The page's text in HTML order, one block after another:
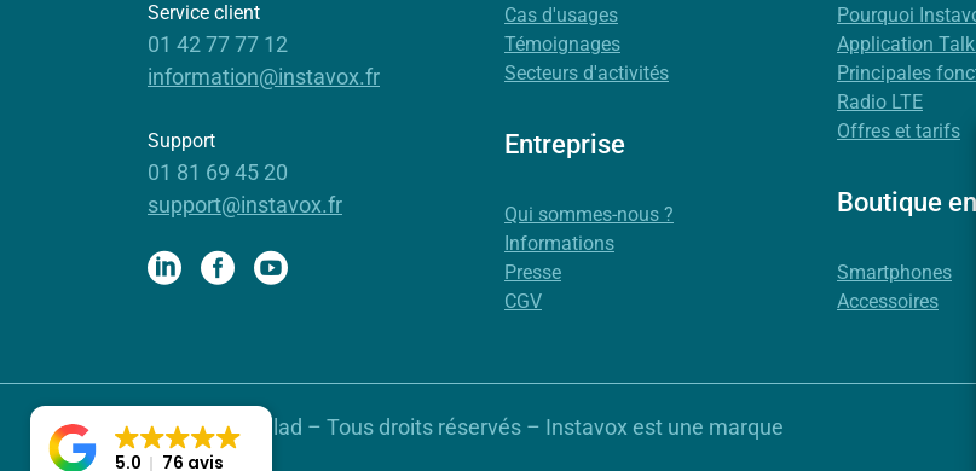
Service client
01 42 77 77 12
information@instavox.fr
Support
01 81 69 45 20
support@instavox.fr
Cas d'usages
Témoignages
Secteurs d'activités
Entreprise
Qui sommes-nous ?
Informations
Presse
CGV
Pourquoi
Application
Principales
Radio LTE
Offres et tarifs
Boutique
Smartphones
Accessoires
© 2024 Novelad – Tous droits réservés – Instavox est une marque
deNovelad
5.0 76 avis